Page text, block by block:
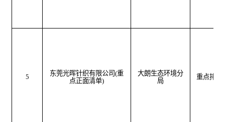
5 东莞光晖针织有限公司(重
点正面清单)
大朗生态环境分
局
重点排污